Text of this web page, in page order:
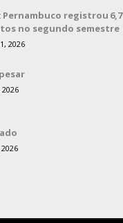
Pernambuco registrou 6,7
no segundo semestre
2026
2026